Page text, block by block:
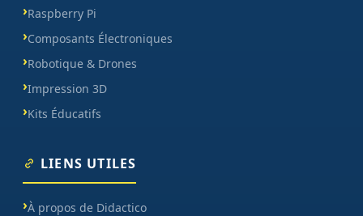
Raspberry Pi
Composants Électroniques
Robotique & Drones
Impression 3D
Kits Éducatifs
LIENS UTILES
À propos de Didactico